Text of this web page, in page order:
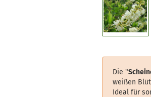
Die "
weißen
Ideal für